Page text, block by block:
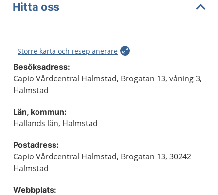
Hitta oss
Större karta och reseplanerare
Besöksadress:
Capio Vårdcentral Halmstad, Brogatan 13, våning 3,
Halmstad
Län, kommun:
Hallands län, Halmstad
Postadress:
Capio Vårdcentral Halmstad, Brogatan 13, 30242
Halmstad
Webbplats: